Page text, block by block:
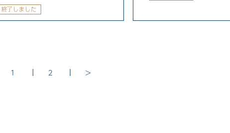
終了しました
1 2 >